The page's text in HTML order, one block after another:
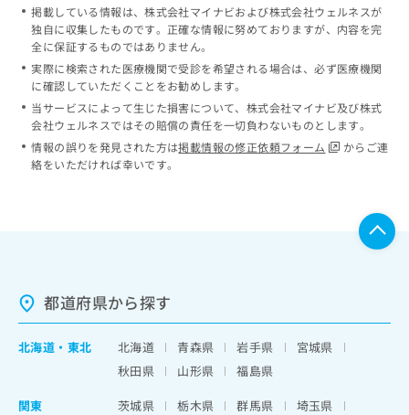
掲載している情報は、株式会社マイナビおよび株式会社ウェルネスが
独自に収集したものです。正確な情報に努めておりますが、内容を完
全に保証するものではありません。
実際に検索された医療機関で受診を希望される場合は、必ず医療機関
に確認していただくことをお勧めします。
当サービスによって生じた損害について、株式会社マイナビ及び株式
会社ウェルネスではその賠償の責任を一切負わないものとします。
情報の誤りを発見された方は掲載情報の修正依頼フォーム
からご連
絡をいただければ幸いです。
都道府県から探す
北海道 ・ 東北 北海道 青森県 岩手県
宮城県
秋田県
山形県
福島県
関東
茨城県 栃木県 群馬県
埼玉県